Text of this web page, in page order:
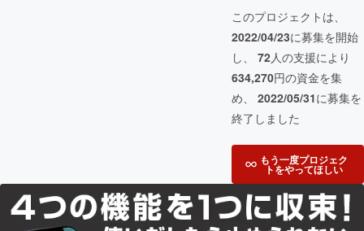
このプロジェクトは、
2022/04/23に募集を開始
し、 72人の支援により
634,270円の資金を集
め、 2022/05/31に募集を
終了しました
もう一度プロジェク
トをやってほしい